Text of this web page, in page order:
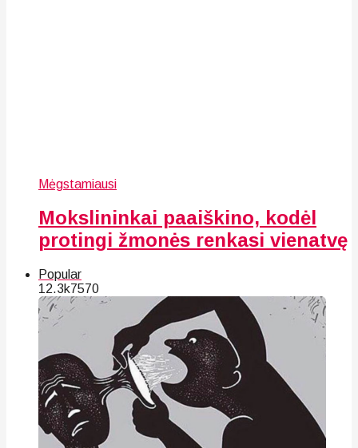
Mėgstamiausi
Mokslininkai paaiškino, kodėl
protingi žmonės renkasi vienatvę
Popular
12.3k7570